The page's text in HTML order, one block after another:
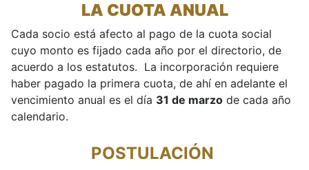
LA CUOTA ANUAL
Cada socio está afecto al pago de la cuota social
cuyo monto es fijado cada año por el directorio, de
acuerdo a los estatutos. La incorporación requiere
haber pagado la primera cuota, de ahí en adelante el
vencimiento anual es el día 31 de marzo de cada año
calendario.
POSTULACIÓN